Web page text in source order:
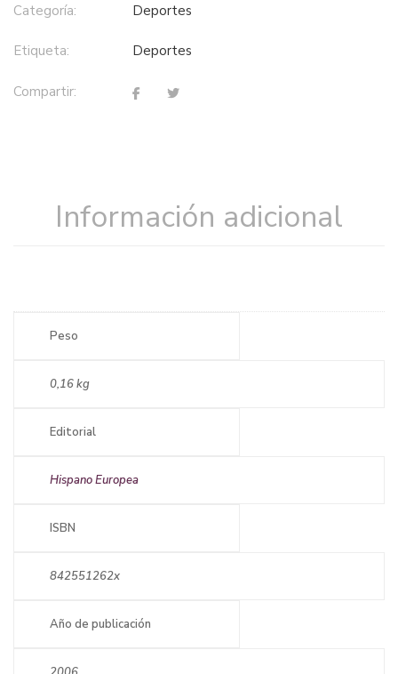
Categoría: deportes
Etiqueta: deportes
Compartir:
Información adicional
Peso
0,16 kg
Editorial
Hispano Europea
ISBN
842551262x
Año de publicación